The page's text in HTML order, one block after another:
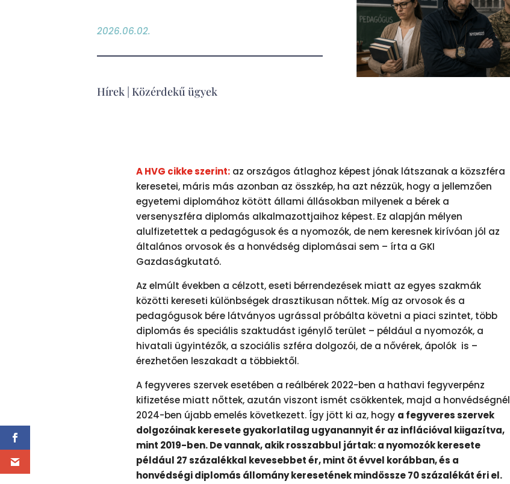
2026.06.02.
Hírek Közérdekű ügyek
A HVG cikke szerint:az országos átlaghoz képest jónak látszanak a közszféra
keresetei, máris más azonban az összkép, ha azt nézzük, hogy a jellemzően
egyetemi diplomához kötött állami állásokban milyenek a bérek a
versenyszféra diplomás alkalmazottjaihoz képest. Ez alapján mélyen
alulfizetettek a pedagógusok és a nyomozók, de nem keresnek kirívóan jól az
általános orvosok és a honvédség diplomásai sem – írta a GKI
Gazdaságkutató.
Az elmúlt években a célzott, eseti bérrendezések miatt az egyes szakmák
közötti kereseti különbségek drasztikusan nőttek. Míg az orvosok és a
pedagógusok bére látványos ugrással próbálta követni a piaci szintet, több
diplomás és speciális szaktudást igénylő terület – például a nyomozók, a
hivatali ügyintézők, a szociális szféra dolgozói, de a nővérek, ápolók is –
érezhetően leszakadt a többiektől.
A fegyveres szervek esetében a reálbérek 2022-ben a hathavi fegyverpénz
kifizetése miatt nőttek, azután viszont ismét csökkentek, majd a honvédségnél
2024-ben újabb emelés következett. Így jött ki az, hogy a fegyveres szervek
dolgozóinak keresete gyakorlatilag ugyanannyit ér az inflációval kiigazítva,
mint 2019-ben. De vannak, akik rosszabbul jártak: a nyomozók keresete
például 27 százalékkal kevesebbet ér, mint öt évvel korábban, és a
honvédségi diplomás állomány keresetének mindössze 70 százalékát éri el.